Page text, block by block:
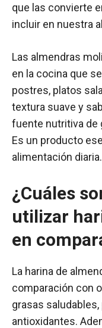
que las convierte
incluir en nuestra
Las almendras
en la cocina que
postres, platos
textura suave y
fuente nutritiva de
Es un producto
alimentación diaria.
¿Cuáles
utilizar
en
La harina de
comparación con
grasas
antioxidantes.